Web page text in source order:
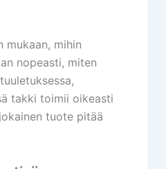
mukaan, mihin
nopeasti, miten
takki toimii oikeasti
tuote pitää